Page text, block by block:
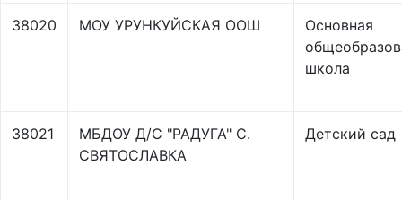
38020 МОУ УРУНКУЙСКАЯ ООШ
Основная
школа
38021
МБДОУ Д/С "РАДУГА" С.
СВЯТОСЛАВКА
Детский сад